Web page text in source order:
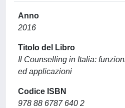
Anno
2016
Titolo del Libro
Il Counselling in Italia:
ed applicazioni
Codice ISBN
978 88 6787 640 2